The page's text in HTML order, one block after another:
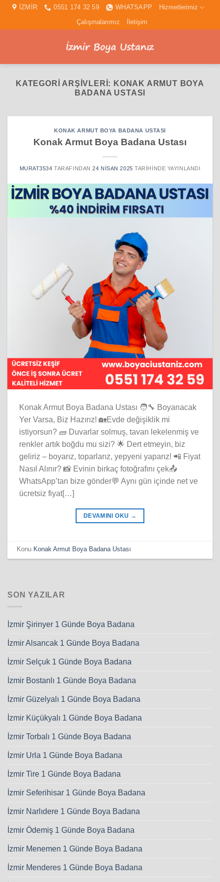
İçeriğeİZMİR 0551 174 32 59 WHATSAPP
Hizmetlerimiz
Çalışmalarımız
İletişim
KATEGORI ARŞIVLERI: KONAK ARMUT BOYA
BADANA USTASI
KONAK ARMUT BOYA BADANA USTASI
Konak Armut Boya Badana Ustası
MURAT3534 TARAFINDAN 24 NISAN 2025 TARIHINDE YAYINLANDI
Konak Armut Boya Badana Ustası 🧑‍🔧 Boyanacak
Yer Varsa, Biz Hazırız! 🏡Evde değişiklik mi
istiyorsun? 🧱 Duvarlar solmuş, tavan lekelenmiş ve
renkler artık boğdu mu sizi? 🌟 Dert etmeyin, biz
geliriz – boyarız, toparlarız, yepyeni yaparız! 📲 Fiyat
Nasıl Alınır? 📸 Evinin birkaç fotoğrafını çek📤
WhatsApp’tan bize gönder💬 Aynı gün içinde net ve
ücretsiz fiyat[…]
DEVAMINI OKU →
Konu Konak Armut Boya Badana Ustası
SON YAZILAR
İzmir Şirinyer 1 Günde Boya Badana
İzmir Alsancak 1 Günde Boya Badana
İzmir Selçuk 1 Günde Boya Badana
İzmir Bostanlı 1 Günde Boya Badana
İzmir Güzelyalı 1 Günde Boya Badana
İzmir Küçükyalı 1 Günde Boya Badana
İzmir Torbalı 1 Günde Boya Badana
İzmir Urla 1 Günde Boya Badana
İzmir Tire 1 Günde Boya Badana
İzmir Seferihisar 1 Günde Boya Badana
İzmir Narlıdere 1 Günde Boya Badana
İzmir Ödemiş 1 Günde Boya Badana
İzmir Menemen 1 Günde Boya Badana
İzmir Menderes 1 Günde Boya Badana